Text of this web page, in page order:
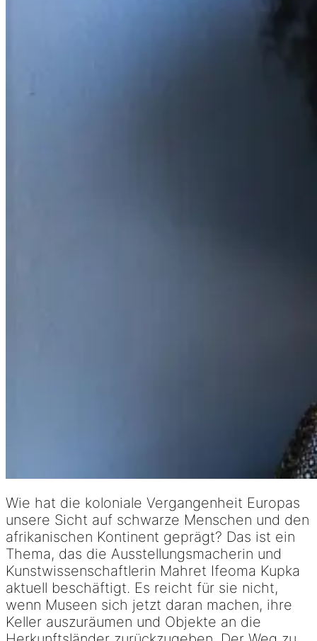
Wie hat die koloniale Vergangenheit Europas
unsere Sicht auf schwarze Menschen und den
afrikanischen Kontinent geprägt? Das ist ein
Thema, das die Ausstellungsmacherin und
Kunstwissenschaftlerin Mahret Ifeoma Kupka
aktuell beschäftigt. Es reicht für sie nicht,
wenn Museen sich jetzt daran machen, ihre
Keller auszuräumen und Objekte an die